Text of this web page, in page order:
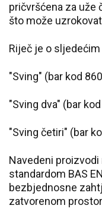
pričvršćena za uže
što može
Riječ je o
"Sving" (bar kod
"Sving dva" (bar
"Sving četiri" (bar
Navedeni
standardom BAS
bezbjednosne
zatvorenom